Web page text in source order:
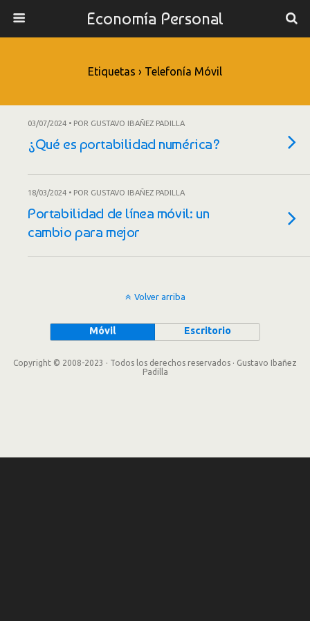
Economía Personal
Etiquetas › Telefonía Móvil
03/07/2024 • POR GUSTAVO IBAÑEZ PADILLA
¿Qué es portabilidad numérica?
18/03/2024 • POR GUSTAVO IBAÑEZ PADILLA
Portabilidad de línea móvil: un
cambio para mejor
Volver arriba
Móvil Escritorio
Copyright © 2008-2023 · Todos los derechos reservados · Gustavo Ibañez
Padilla